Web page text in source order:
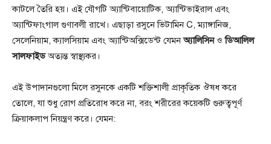
কাটলে তৈরি হয়। এই যৌগটি অ্যান্টিবায়োটিক, অ্যান্টিভাইরাল এবং
অ্যান্টিফাংগাল গুণাবলী রাখে। এছাড়া রসুনে ভিটামিন C, ম্যাঙ্গানিজ,
সেলেনিয়াম, ক্যালসিয়াম এবং অ্যান্টিঅক্সিডেন্ট যেমনঅ্যালিসিনওডিআলিল
সালফাইডঅত্যন্ত স্বাস্থ্যকর।
এই উপাদানগুলো মিলে রসুনকে একটি শক্তিশালী প্রাকৃতিক ঔষধ করে
তোলে, যা শুধু রোগ প্রতিরোধ করে না, বরং শরীরের কয়েকটি গুরুত্বপূর্ণ
ক্রিয়াকলাপ নিয়ন্ত্রণ করে। যেমন: